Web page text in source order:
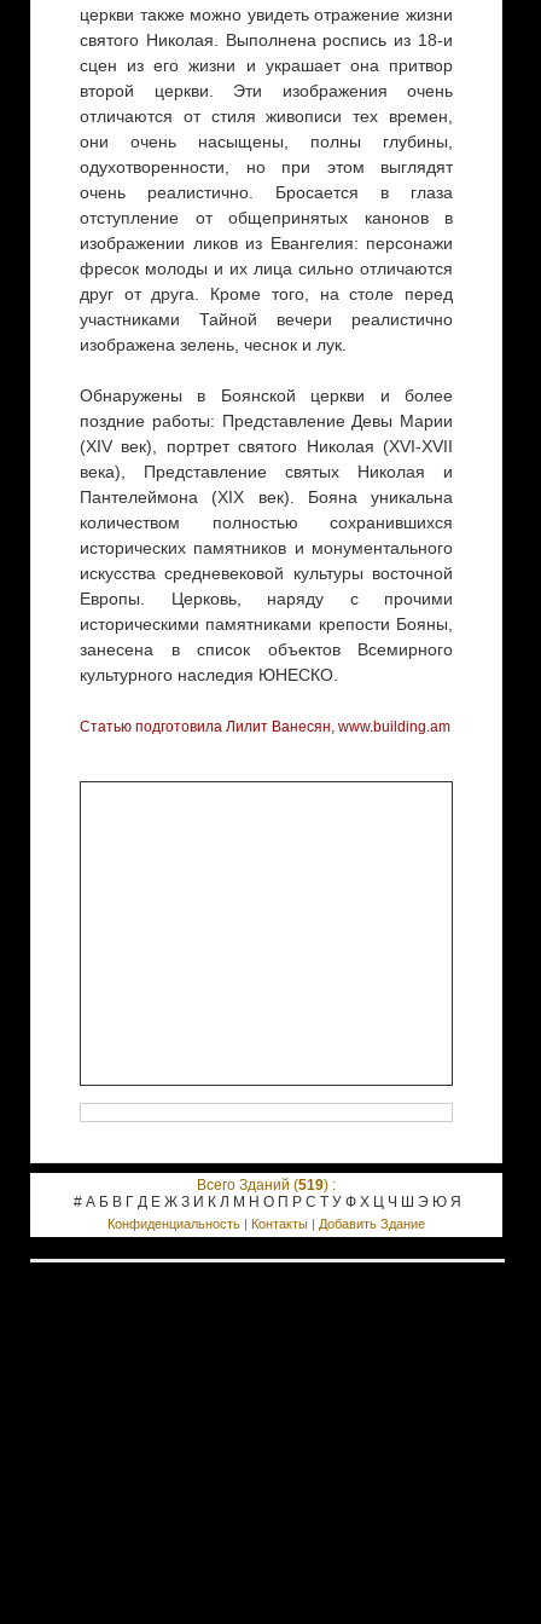
церкви также можно увидеть отражение жизни
святого Николая. Выполнена роспись из 18-и
сцен из его жизни и украшает она притвор
второй церкви. Эти изображения очень
отличаются от стиля живописи тех времен,
они очень насыщены, полны глубины,
одухотворенности, но при этом выглядят
очень реалистично. Бросается в глаза
отступление от общепринятых канонов в
изображении ликов из Евангелия: персонажи
фресок молоды и их лица сильно отличаются
друг от друга. Кроме того, на столе перед
участниками Тайной вечери реалистично
изображена зелень, чеснок и лук.
Обнаружены в Боянской церкви и более
поздние работы: Представление Девы Марии
(XIV век), портрет святого Николая (XVI-XVII
века), Представление святых Николая и
Пантелеймона (XIX век). Бояна уникальна
количеством полностью сохранившихся
исторических памятников и монументального
искусства средневековой культуры восточной
Европы. Церковь, наряду с прочими
историческими памятниками крепости Бояны,
занесена в список объектов Всемирного
культурного наследия ЮНЕСКО.
Статью подготовила Лилит Ванесян, www.building.am
Всего Зданий (519) :
# А Б В Г Д Е Ж З И К Л М Н О П Р С Т У Ф Х Ц Ч Ш Э Ю Я
Конфиденциальность |Контакты | Добавить Здание